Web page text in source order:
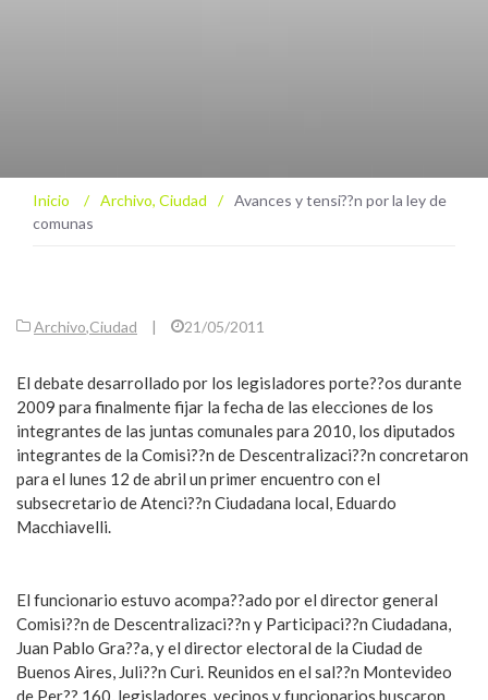
Inicio / Archivo, Ciudad / Avances y tensi??n por la ley de
comunas
Archivo,Ciudad | 21/05/2011
El debate desarrollado por los legisladores porte??os durante
2009 para finalmente fijar la fecha de las elecciones de los
integrantes de las juntas comunales para 2010, los diputados
integrantes de la Comisi??n de Descentralizaci??n concretaron
para el lunes 12 de abril un primer encuentro con el
subsecretario de Atenci??n Ciudadana local, Eduardo
Macchiavelli.
El funcionario estuvo acompa??ado por el director general
Comisi??n de Descentralizaci??n y Participaci??n Ciudadana,
Juan Pablo Gra??a, y el director electoral de la Ciudad de
Buenos Aires, Juli??n Curi. Reunidos en el sal??n Montevideo
de Per?? 160, legisladores, vecinos y funcionarios buscaron